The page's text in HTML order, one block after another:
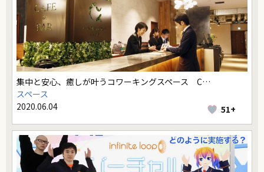
集中と安心、癒しが叶うコワーキングスペース C…
スペース
2020.06.04
51+